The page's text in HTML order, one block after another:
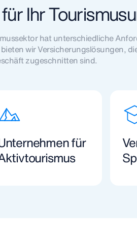
Ihr
hat unterschiedliche
wir Versicherungslösungen,
zugeschnitten sind.
für